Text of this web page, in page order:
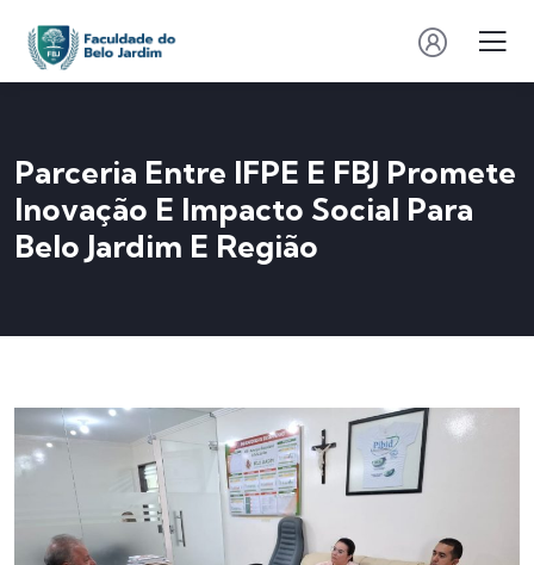
Parceria Entre IFPE E FBJ Promete
Inovação E Impacto Social Para
Belo Jardim E Região